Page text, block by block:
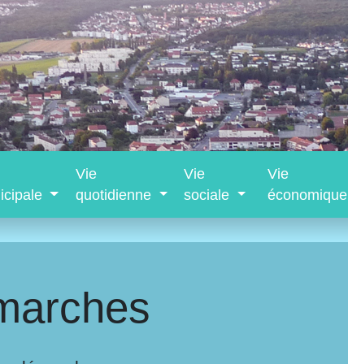
Vie
quotidienne
Vie
sociale
Vie
économique